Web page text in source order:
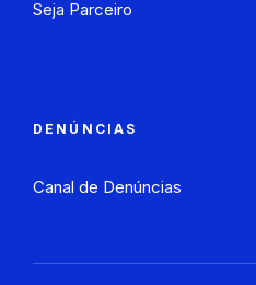
Seja Parceiro
DENÚNCIAS
Canal de Denúncias